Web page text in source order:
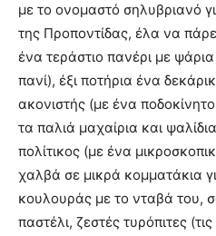
με το ονομαστό σηλυβριανό
της Προποντίδας, έλα να
ένα τεράστιο πανέρι με
πανί), έξι ποτήρια ένα
ακονιστής (με ένα
τα παλιά μαχαίρια και
πολίτικος (με ένα
χαλβά σε μικρά κομματάκια
κουλουράς με το νταβά του,
παστέλι, ζεστές τυρόπιτες